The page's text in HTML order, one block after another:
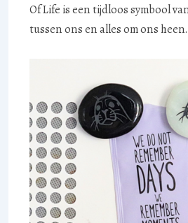
Of Life is een tijdloos symbool
tussen ons en alles om ons heen.